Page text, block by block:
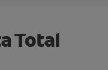
Total